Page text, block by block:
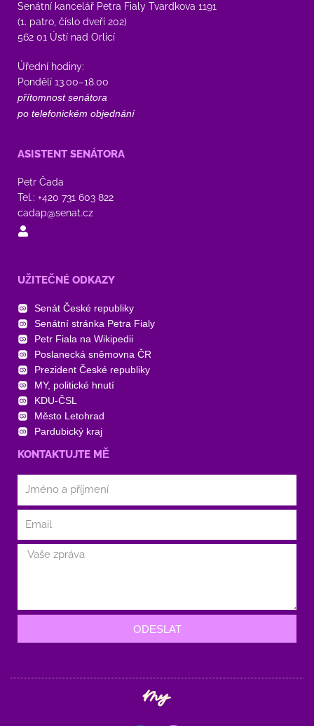
Senátní kancelář Petra Fialy Tvardkova 1191
(1. patro, číslo dveří 202)
562 01 Ústí nad Orlicí
Úřední hodiny:
Pondělí 13.00–18.00
přítomnost senátora
po telefonickém objednání
ASISTENT SENÁTORA
Petr Čada
Tel.: +420 731 603 822
cadap@senat.cz
UŽITEČNÉ ODKAZY
Senát České republiky
Senátní stránka Petra Fialy
Petr Fiala na Wikipedii
Poslanecká sněmovna ČR
Prezident České republiky
MY, politické hnutí
KDU-ČSL
Město Letohrad
Pardubický kraj
KONTAKTUJTE MĚ
ODESLAT